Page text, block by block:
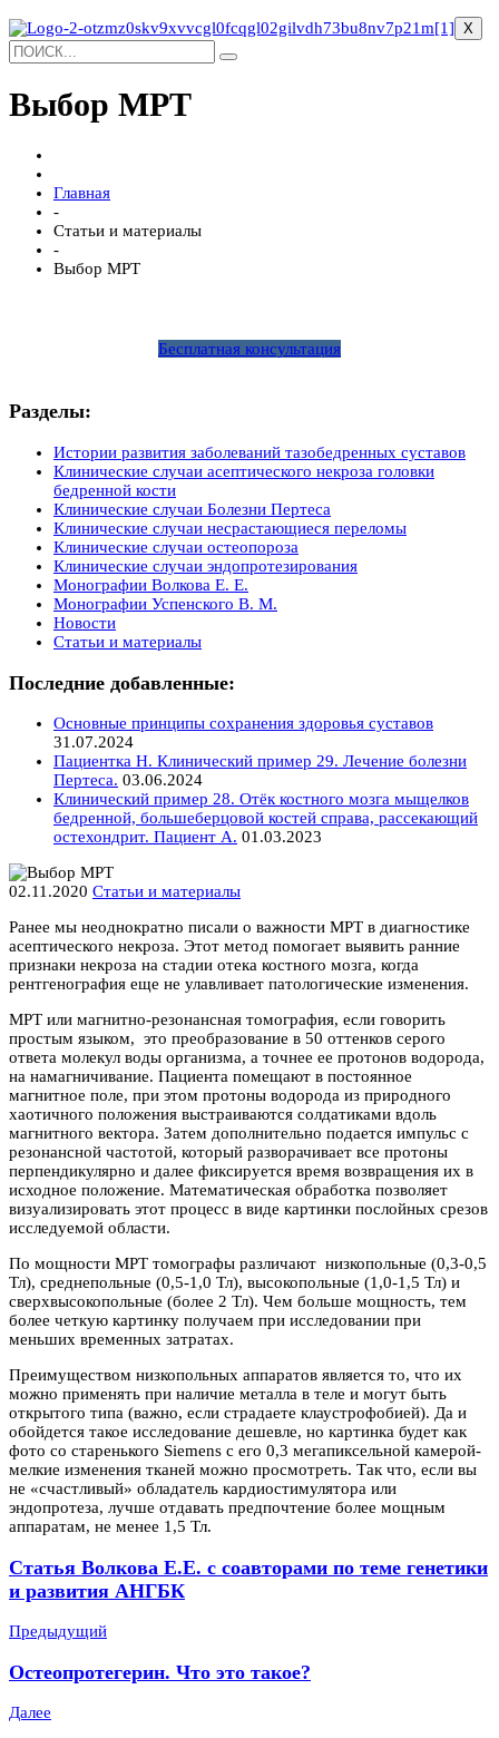
X
Выбор МРТ
Главная
-
Статьи и материалы
-
Выбор МРТ
Бесплатная консультация
Разделы:
Истории развития заболеваний тазобедренных суставов
Клинические случаи асептического некроза головки
бедренной кости
Клинические случаи Болезни Пертеса
Клинические случаи несрастающиеся переломы
Клинические случаи остеопороза
Клинические случаи эндопротезирования
Монографии Волкова Е. Е.
Монографии Успенского В. М.
Новости
Статьи и материалы
Последние добавленные:
Основные принципы сохранения здоровья суставов
31.07.2024
Пациентка Н. Клинический пример 29. Лечение болезни
Пертеса. 03.06.2024
Клинический пример 28. Отёк костного мозга мыщелков
бедренной, большеберцовой костей справа, рассекающий
остехондрит. Пациент А. 01.03.2023
02.11.2020 Статьи и материалы
Ранее мы неоднократно писали о важности МРТ в диагностике
асептического некроза. Этот метод помогает выявить ранние
признаки некроза на стадии отека костного мозга, когда
рентгенография еще не улавливает патологические изменения.
МРТ или магнитно-резонансная томография, если говорить
простым языком, это преобразование в 50 оттенков серого
ответа молекул воды организма, а точнее ее протонов водорода,
на намагничивание. Пациента помещают в постоянное
магнитное поле, при этом протоны водорода из природного
хаотичного положения выстраиваются солдатиками вдоль
магнитного вектора. Затем дополнительно подается импульс с
резонансной частотой, который разворачивает все протоны
перпендикулярно и далее фиксируется время возвращения их в
исходное положение. Математическая обработка позволяет
визуализировать этот процесс в виде картинки послойных срезов
исследуемой области.
По мощности МРТ томографы различают низкопольные (0,3-0,5
Тл), среднепольные (0,5-1,0 Тл), высокопольные (1,0-1,5 Тл) и
сверхвысокопольные (более 2 Тл). Чем больше мощность, тем
более четкую картинку получаем при исследовании при
меньших временных затратах.
Преимуществом низкопольных аппаратов является то, что их
можно применять при наличие металла в теле и могут быть
открытого типа (важно, если страдаете клаустрофобией). Да и
обойдется такое исследование дешевле, но картинка будет как
фото со старенького Siemens с его 0,3 мегапиксельной камерой-
мелкие изменения тканей можно просмотреть. Так что, если вы
не «счастливый» обладатель кардиостимулятора или
эндопротеза, лучше отдавать предпочтение более мощным
аппаратам, не менее 1,5 Тл.
Статья Волкова Е.Е. с соавторами по теме генетики
и развития АНГБК
Предыдущий
Остеопротегерин. Что это такое?
Далее